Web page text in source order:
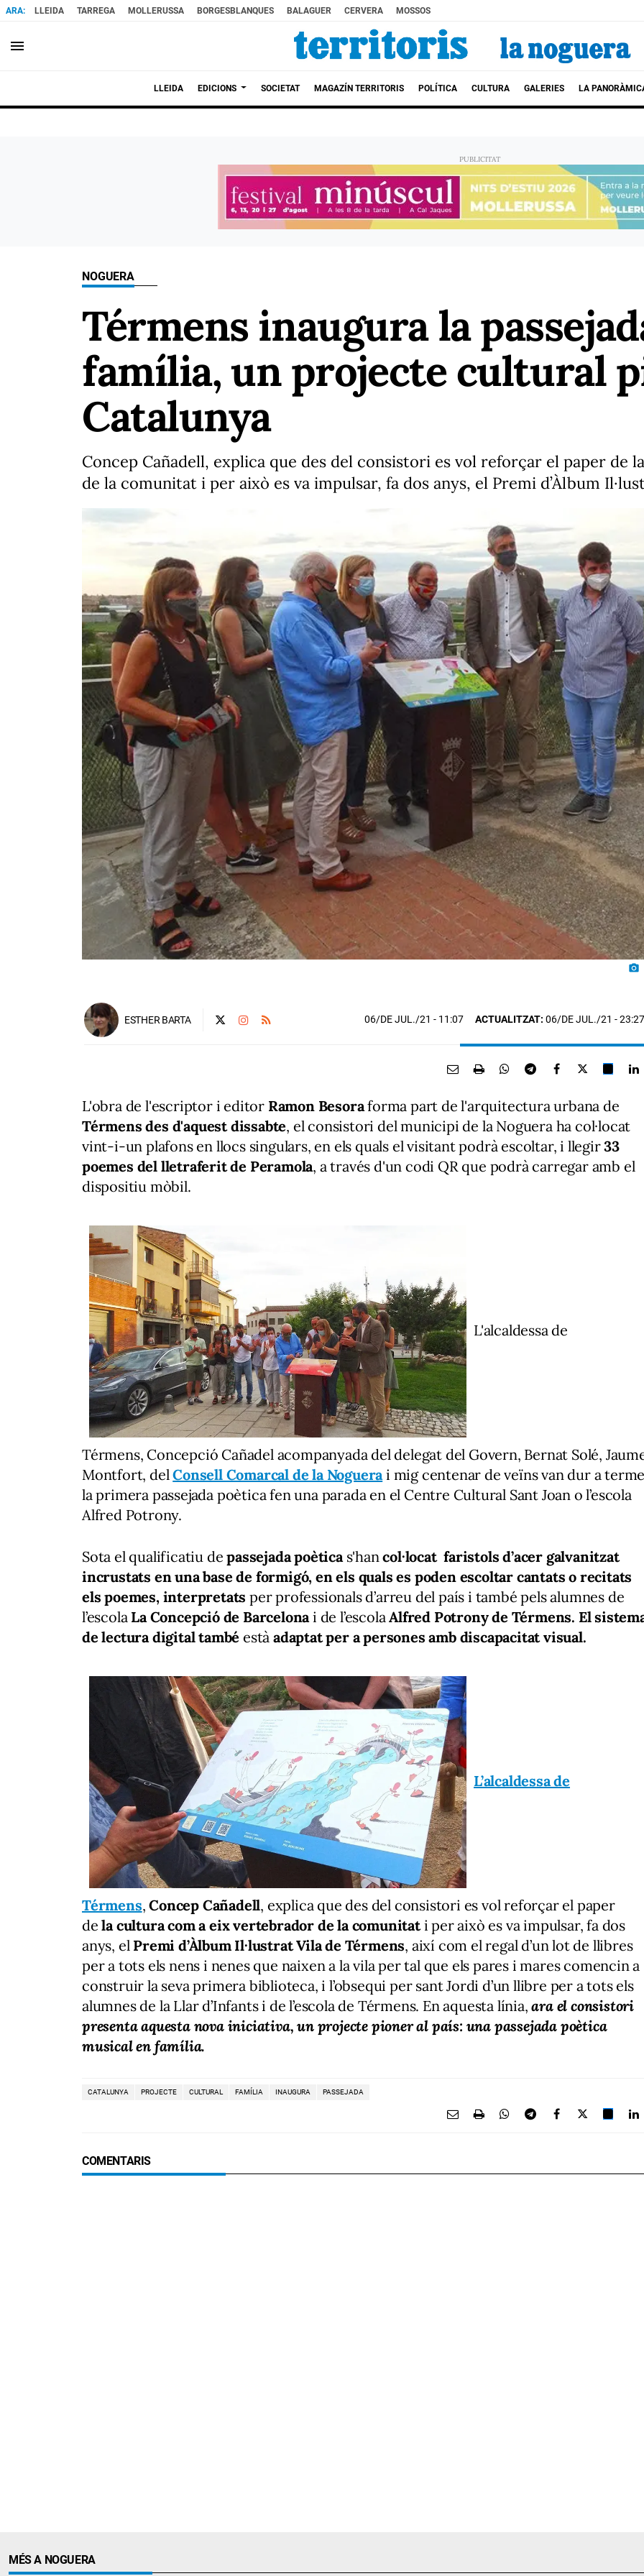
LLEIDA TARREGA MOLLERUSSA BORGESBLANQUES BALAGUER CERVERA MOSSOS
menu
LLEIDA EDICIONS SOCIETAT MAGAZÍN TERRITORIS POLÍTICA CULTURA GALERIES LA
NOGUERA
Térmens inaugura la
família, un projecte cultural
Catalunya
Concep Cañadell, explica que des del consistori es vol reforçar el paper de
de la comunitat i per això es va impulsar, fa dos anys, el Premi d’Àlbum
photo_camera
ESTHER BARTA 06/DE JUL./21 - 11:07 ACTUALITZAT: 06/DE JUL./21 - 23:27
L'obra de l'escriptor i editor Ramon Besoraforma part de l'arquitectura urbana de
Térmens des d'aquest dissabte, el consistori del municipi de la Noguera ha col·locat
vint-i-un plafons en llocs singulars, en els quals el visitant podrà escoltar, i llegir33
poemes del lletraferit de Peramola, a través d'un codi QR que podrà carregar amb el
dispositiu mòbil.
L'alcaldessa de
Térmens, Concepció Cañadel acompanyada del delegat del Govern, Bernat Solé,
Montfort, delConsell Comarcal de la Noguera i mig centenar de veïns van dur a
la primera passejada poètica fen una parada en el Centre Cultural Sant Joan o l’escola
Alfred Potrony.
Sota el qualificatiu depassejada poèticas'hancol·locat faristols d’acer galvanitzat
incrustats en una base de formigó, en els quals es poden escoltar cantats o recitats
els poemes, interpretatsper professionals d’arreu del país i també pels alumnes de
l’escola La Concepció de Barcelona i de l’escolaAlfred Potrony de Térmens. El
de lectura digital tambéestàadaptat per a persones amb discapacitat visual.
L’alcaldessa de
Térmens,Concep Cañadell, explica que des del consistori es vol reforçar el paper
dela cultura com a eix vertebrador de la comunitati per això es va impulsar, fa dos
anys, el Premi d’Àlbum Il·lustrat Vila de Térmens, així com el regal d’un lot de llibres
per a tots els nens i nenes que naixen a la vila per tal que els pares i mares comencin a
construir la seva primera biblioteca, i l’obsequi per sant Jordi d’un llibre per a tots els
alumnes de la Llar d’Infants i de l’escola de Térmens. En aquesta línia, ara el consistori
presenta aquesta nova iniciativa, un projecte pioner al país: una passejada poètica
musical en família.
CATALUNYA PROJECTE CULTURAL FAMÍLIA INAUGURA PASSEJADA
COMENTARIS
MÉS A NOGUERA